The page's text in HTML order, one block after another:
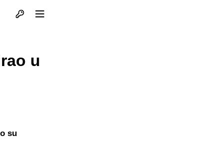
Otvori profil
u
su